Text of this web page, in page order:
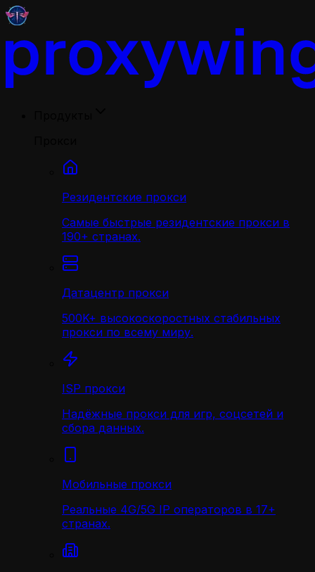
Резидентские прокси
Самые быстрые резидентские прокси в
190+ странах.
Датацентр прокси
500K+ высокоскоростных стабильных
прокси по всему миру.
ISP прокси
Надёжные прокси для игр, соцсетей и
сбора данных.
Мобильные прокси
Реальные 4G/5G IP операторов в 17+
странах.